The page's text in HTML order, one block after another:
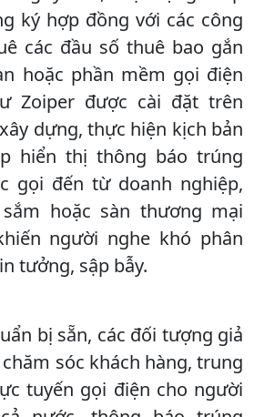
ký hợp đồng với các công
các đầu số thuê bao gắn
hoặc phần mềm gọi điện
Zoiper được cài đặt trên
dựng, thực hiện kịch bản
hiển thị thông báo trúng
gọi đến từ doanh nghiệp,
hoặc sàn thương mại
người nghe khó phân
tưởng, sập bẫy.
bị sẵn, các đối tượng giả
chăm sóc khách hàng, trung
tuyến gọi điện cho người